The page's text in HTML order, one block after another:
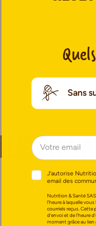
Ils en
Sans
J’autorise
email des
Nutrition & Santé
l’heure à laquelle
courriels reçus. Cette
d’envoi et de l’heure
moment grâce au lien